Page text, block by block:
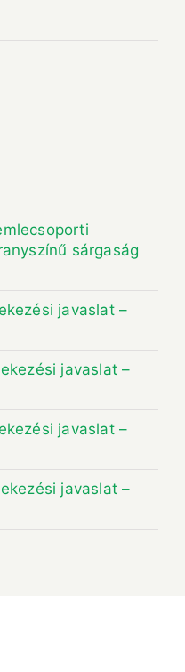
sárgaság
javaslat –
javaslat –
javaslat –
javaslat –